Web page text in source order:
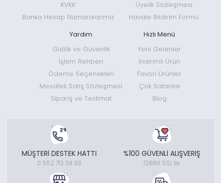
KVKK
Banka Hesap Numaralarımız
Üyelik Sözleşmesi
Havale Bildirim Formu
Yardım
Gizlilik ve Güvenlik
İşlem Rehberi
Ödeme Seçenekleri
Mesafeli Satış Sözleşmesi
Sipariş ve Teslimat
Hızlı Menü
Yeni Gelenler
İndirimli Ürün
Favori Ürünler
Çok Satanlar
Blog
MÜŞTERİ DESTEK HATTI
0 552 713 38 38
%100 GÜVENLİ ALIŞVERİŞ
128Bit SSL ile